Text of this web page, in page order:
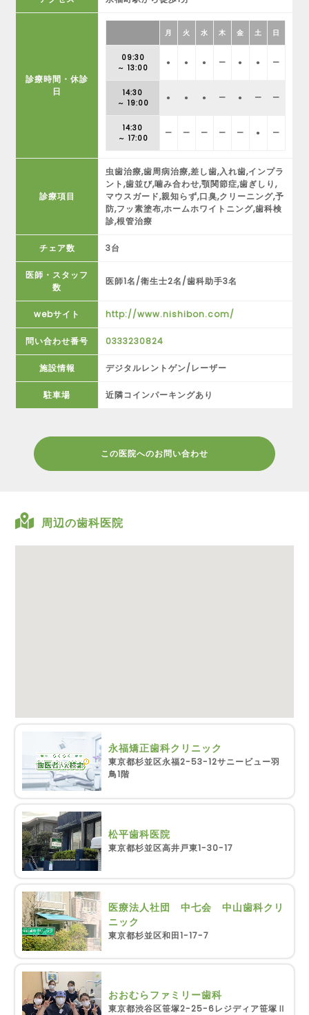
診療時間・休診
日
月 火 水 木 金 土 日
09:30
～ 13:00
● ● ● ー ● ● ー
14:30
～ 19:00
● ● ● ー ● ー ー
14:30
～ 17:00
ー ー ー ー ー ● ー
診療項目
虫歯治療,歯周病治療,差し歯,入れ歯,インプラ
ント,歯並び,噛み合わせ,顎関節症,歯ぎしり,
マウスガード,親知らず,口臭,クリーニング,予
防,フッ素塗布,ホームホワイトニング,歯科検
診,根管治療
チェア数 3台
医師・スタッフ
数
医師1名/衛生士2名/歯科助手3名
webサイト http://www.nishibon.com/
問い合わせ番号 0333230824
施設情報 デジタルレントゲン/レーザー
駐車場 近隣コインパーキングあり
この医院へのお問い合わせ
周辺の歯科医院
永福矯正歯科クリニック
東京都杉並区永福2-53-12サニービュー羽
鳥1階
松平歯科医院
東京都杉並区高井戸東1-30-17
医療法人社団 中七会 中山歯科クリ
ニック
東京都杉並区和田1-17-7
おおむらファミリー歯科
東京都渋谷区笹塚2-25-6レジディア笹塚Ⅱ